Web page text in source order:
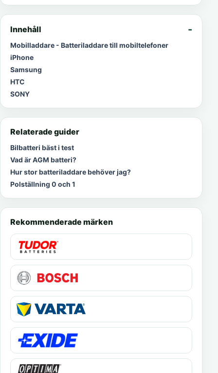
Innehåll
Mobilladdare - Batteriladdare till mobiltelefoner
iPhone
Samsung
HTC
SONY
Relaterade guider
Bilbatteri bäst i test
Vad är AGM batteri?
Hur stor batteriladdare behöver jag?
Polställning 0 och 1
Rekommenderade märken